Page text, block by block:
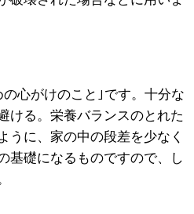
心がけのこと｣です。十分な
ける。栄養バランスのとれた
うに、家の中の段差を少なく
基礎になるものですので、し